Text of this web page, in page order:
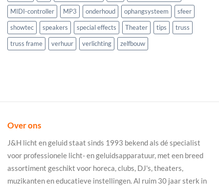
MIDI-controller MP3 onderhoud ophangsysteem sfeer
showtec speakers special effects Theater tips truss
truss frame verhuur verlichting zelfbouw
Over ons
J&H licht en geluid staat sinds 1993 bekend als dé specialist
voor professionele licht- en geluidsapparatuur, met een breed
assortiment geschikt voor horeca, clubs, DJ's, theaters,
muzikanten en educatieve instellingen. Al ruim 30 jaar sterk in